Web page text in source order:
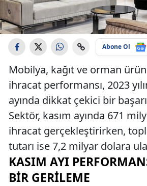
Abone Ol
Mobilya, kağıt ve orman
ihracat performansı, 2023
ayında dikkat çekici bir
Sektör, kasım ayında 671
ihracat gerçekleştirirken,
tutarı ise 7,2 milyar dolara
KASIM AYI
BIR GERILEME